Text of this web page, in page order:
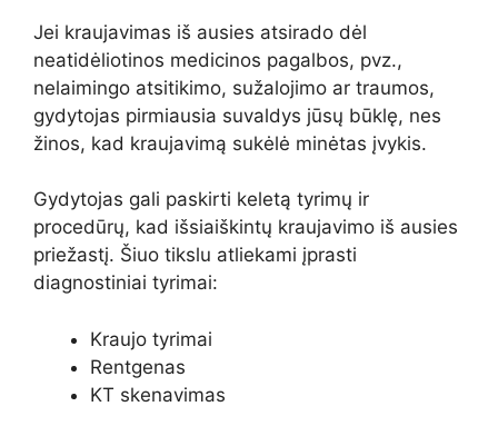
Jei kraujavimas iš ausies atsirado dėl
neatidėliotinos medicinos pagalbos, pvz.,
nelaimingo atsitikimo, sužalojimo ar traumos,
gydytojas pirmiausia suvaldys jūsų būklę, nes
žinos, kad kraujavimą sukėlė minėtas įvykis.
Gydytojas gali paskirti keletą tyrimų ir
procedūrų, kad išsiaiškintų kraujavimo iš ausies
priežastį. Šiuo tikslu atliekami įprasti
diagnostiniai tyrimai:
Kraujo tyrimai
Rentgenas
KT skenavimas